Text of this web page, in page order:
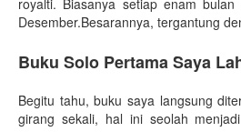
royalti. Biasanya setiap enam
Desember.Besarannya, tergantung
Buku Solo Pertama Saya
Begitu tahu, buku saya langsung
girang sekali, hal ini seolah